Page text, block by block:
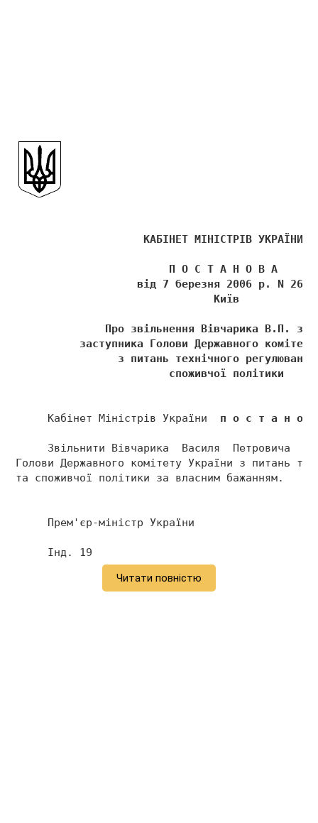
                    КАБІНЕТ МІНІСТРІВ УКРАЇНИ
                        П О С Т А Н О В А
                   від 7 березня 2006 р. N 263
                               Київ
Про звільнення Вівчарика В.П. з
заступника Голови Державного
з питань технічного
                        споживчої політики
     Кабінет Міністрів України
п о с т а н о
Звільнити Вівчарика  Василя  Петровича
Голови Державного комітету України з питань
та споживчої політики за власним бажанням.
Прем'єр-міністр України
     Інд. 19
Читати повністю